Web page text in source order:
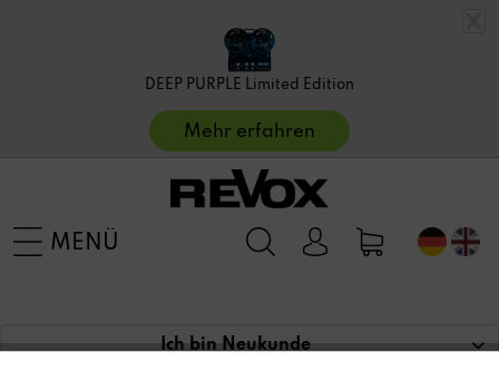
DEEP PURPLE Limited Edition
Mehr erfahren
MENÜ
Ich bin Neukunde